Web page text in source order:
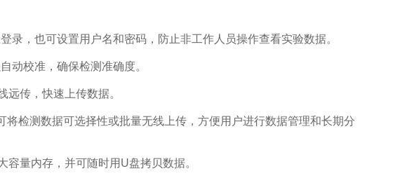
，也可设置用户名和密码，防止非工作人员操作查看实验数据。
校准，确保检测准确度。
传，快速上传数据。
检测数据可选择性或批量无线上传，方便用户进行数据管理和长期分
量内存，并可随时用U盘拷贝数据。